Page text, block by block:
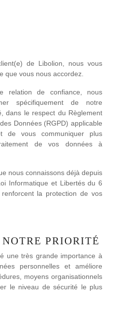
de Libolion, nous vous
que vous nous accordez.
relation de confiance, nous
spécifiquement de notre
dans le respect du Règlement
Données (RGPD) applicable
de vous communiquer plus
de vos données à
nous connaissons déjà depuis
Informatique et Libertés du 6
la protection de vos
PRIORITÉ
une très grande importance à
personnelles et améliore
moyens organisationnels
le niveau de sécurité le plus